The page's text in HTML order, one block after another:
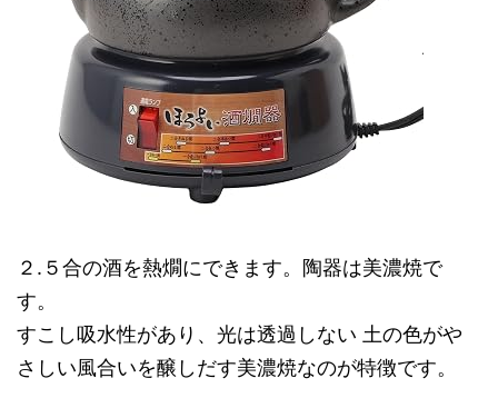
２.５合の酒を熱燗にできます。陶器は美濃焼で
す。
すこし吸水性があり、光は透過しない 土の色がや
さしい風合いを醸しだす美濃焼なのが特徴です。